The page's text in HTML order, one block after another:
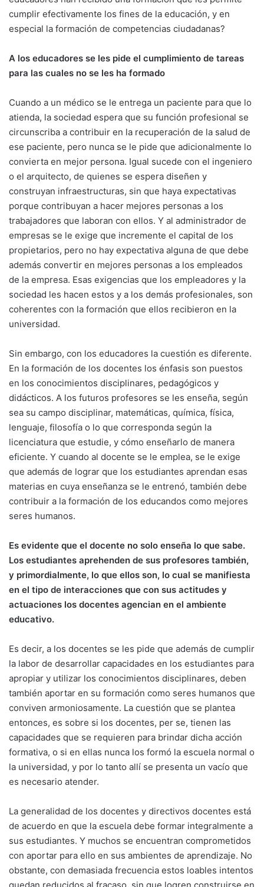
cumplir efectivamente los fines de la educación, y en
especial la formación de competencias ciudadanas?
A los educadores se les pide el cumplimiento de tareas
para las cuales no se les ha formado
Cuando a un médico se le entrega un paciente para que lo
atienda, la sociedad espera que su función profesional se
circunscriba a contribuir en la recuperación de la salud de
ese paciente, pero nunca se le pide que adicionalmente lo
convierta en mejor persona. Igual sucede con el ingeniero
o el arquitecto, de quienes se espera diseñen y
construyan infraestructuras, sin que haya expectativas
porque contribuyan a hacer mejores personas a los
trabajadores que laboran con ellos. Y al administrador de
empresas se le exige que incremente el capital de los
propietarios, pero no hay expectativa alguna de que debe
además convertir en mejores personas a los empleados
de la empresa. Esas exigencias que los empleadores y la
sociedad les hacen estos y a los demás profesionales, son
coherentes con la formación que ellos recibieron en la
universidad.
Sin embargo, con los educadores la cuestión es diferente.
En la formación de los docentes los énfasis son puestos
en los conocimientos disciplinares, pedagógicos y
didácticos. A los futuros profesores se les enseña, según
sea su campo disciplinar, matemáticas, química, física,
lenguaje, filosofía o lo que corresponda según la
licenciatura que estudie, y cómo enseñarlo de manera
eficiente. Y cuando al docente se le emplea, se le exige
que además de lograr que los estudiantes aprendan esas
materias en cuya enseñanza se le entrenó, también debe
contribuir a la formación de los educandos como mejores
seres humanos.
Es evidente que el docente no solo enseña lo que sabe.
Los estudiantes aprehenden de sus profesores también,
y primordialmente, lo que ellos son, lo cual se manifiesta
en el tipo de interacciones que con sus actitudes y
actuaciones los docentes agencian en el ambiente
educativo.
Es decir, a los docentes se les pide que además de cumplir
la labor de desarrollar capacidades en los estudiantes para
apropiar y utilizar los conocimientos disciplinares, deben
también aportar en su formación como seres humanos que
conviven armoniosamente. La cuestión que se plantea
entonces, es sobre si los docentes, per se, tienen las
capacidades que se requieren para brindar dicha acción
formativa, o si en ellas nunca los formó la escuela normal o
la universidad, y por lo tanto allí se presenta un vacío que
es necesario atender.
La generalidad de los docentes y directivos docentes está
de acuerdo en que la escuela debe formar integralmente a
sus estudiantes. Y muchos se encuentran comprometidos
con aportar para ello en sus ambientes de aprendizaje. No
obstante, con demasiada frecuencia estos loables intentos